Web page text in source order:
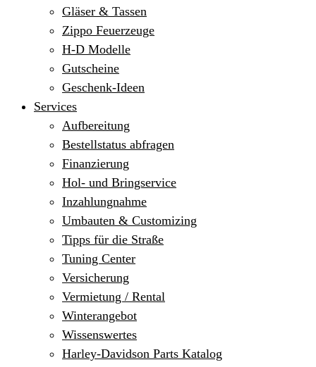
Gläser & Tassen
Zippo Feuerzeuge
H-D Modelle
Gutscheine
Geschenk-Ideen
Services
Aufbereitung
Bestellstatus abfragen
Finanzierung
Hol- und Bringservice
Inzahlungnahme
Umbauten & Customizing
Tipps für die Straße
Tuning Center
Versicherung
Vermietung / Rental
Winterangebot
Wissenswertes
Harley-Davidson Parts Katalog